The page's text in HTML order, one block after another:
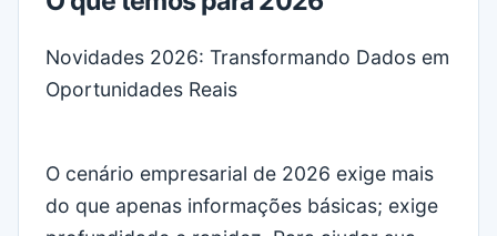
Novidades 2026: Transformando Dados em
Oportunidades Reais
O cenário empresarial de 2026 exige mais
do que apenas informações básicas; exige